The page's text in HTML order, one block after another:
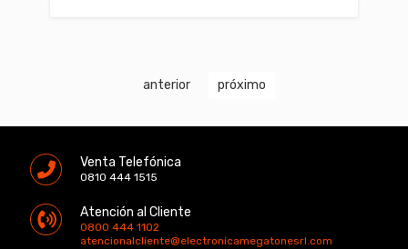
anterior próximo
Venta Telefónica
0810 444 1515
Atención al Cliente
0800 444 1102
atencionalcliente@electronicamegatonesrl.com